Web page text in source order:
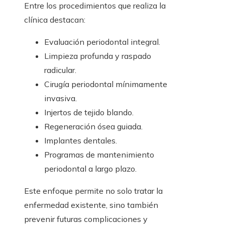
Entre los procedimientos que realiza la
clínica destacan:
Evaluación periodontal integral.
Limpieza profunda y raspado
radicular.
Cirugía periodontal mínimamente
invasiva.
Injertos de tejido blando.
Regeneración ósea guiada.
Implantes dentales.
Programas de mantenimiento
periodontal a largo plazo.
Este enfoque permite no solo tratar la
enfermedad existente, sino también
prevenir futuras complicaciones y